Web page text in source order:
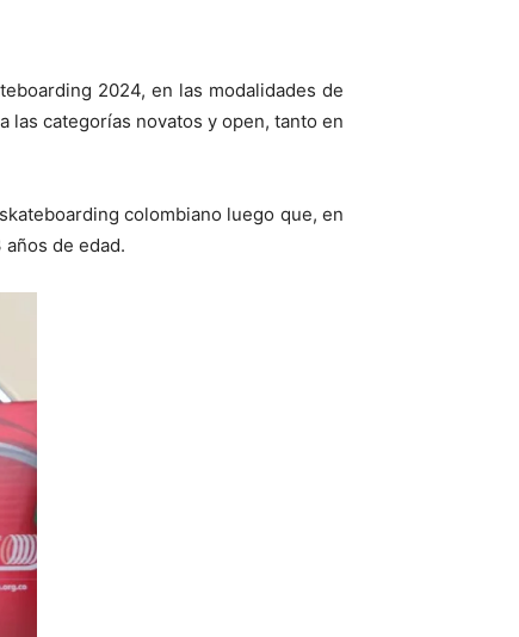
2024, en las modalidades de
las categorías novatos y open, tanto en
colombiano luego que, en
de edad.